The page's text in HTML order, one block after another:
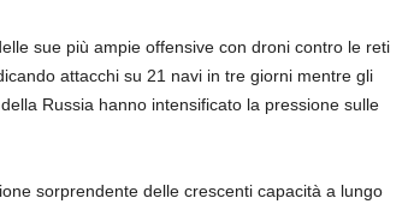
sue più ampie offensive con droni contro le reti
attacchi su 21 navi in ​​tre giorni mentre gli
Russia hanno intensificato la pressione sulle
sorprendente delle crescenti capacità a lungo